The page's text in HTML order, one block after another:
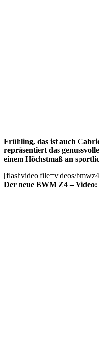
Frühling, das ist auch
repräsentiert das
einem Höchstmaß an
[flashvideo file=videos/
Der neue BWM Z4 –